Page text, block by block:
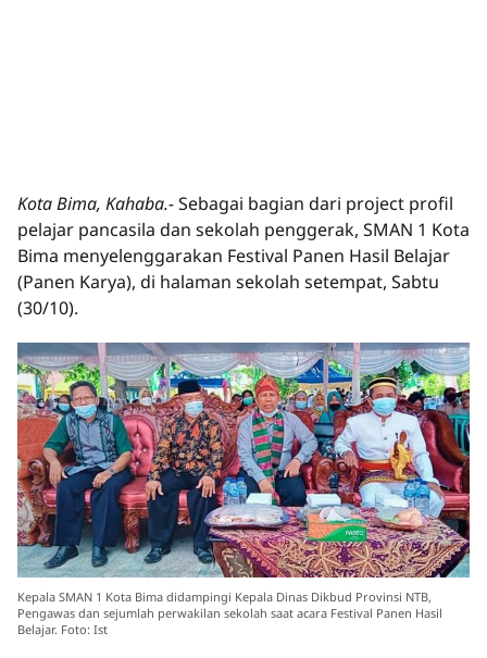
Kota Bima, Kahaba.-Sebagai bagian dari project profil
pelajar pancasila dan sekolah penggerak, SMAN 1 Kota
Bima menyelenggarakan Festival Panen Hasil Belajar
(Panen Karya), di halaman sekolah setempat, Sabtu
(30/10).
Kepala SMAN 1 Kota Bima didampingi Kepala Dinas Dikbud Provinsi NTB,
Pengawas dan sejumlah perwakilan sekolah saat acara Festival Panen Hasil
Belajar. Foto: Ist